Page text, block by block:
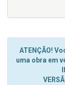
ATENÇÃO!
uma obra em